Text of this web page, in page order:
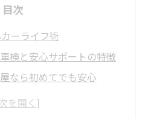
目次
ーライフ術
検と安心サポートの特徴
なら初めてでも安心
で一括相談できる利点